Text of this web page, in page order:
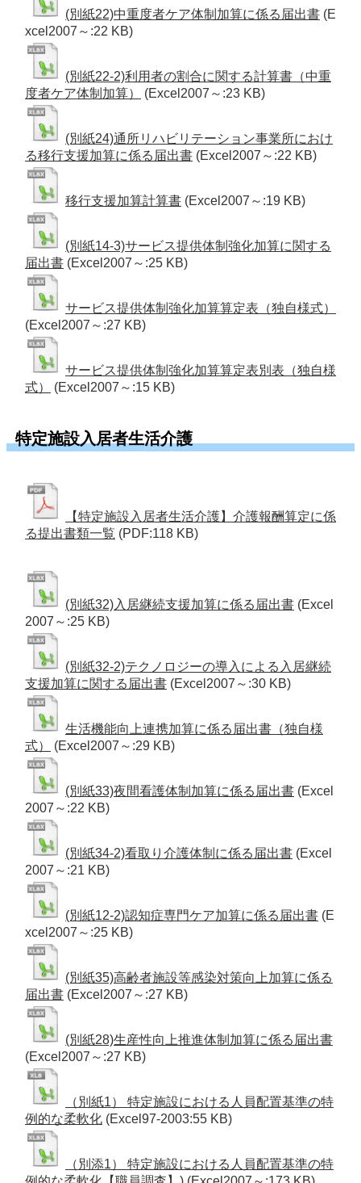
(別紙22)中重度者ケア体制加算に係る届出書 (E
xcel2007～:22 KB)
(別紙22-2)利用者の割合に関する計算書（中重
度者ケア体制加算）
(Excel2007～:23 KB)
(別紙24)通所リハビリテーション事業所におけ
る移行支援加算に係る届出書 (Excel2007～:22 KB)
移行支援加算計算書 (Excel2007～:19 KB)
(別紙14-3)サービス提供体制強化加算に関する
届出書 (Excel2007～:25 KB)
サービス提供体制強化加算算定表（独自様式）
(Excel2007～:27 KB)
サービス提供体制強化加算算定表別表（独自様
式）
(Excel2007～:15 KB)
特定施設入居者生活介護
【特定施設入居者生活介護】介護報酬算定に係
る提出書類一覧 (PDF:118 KB)
(別紙32)入居継続支援加算に係る届出書 (Excel
2007～:25 KB)
(別紙32-2)テクノロジーの導入による入居継続
支援加算に関する届出書 (Excel2007～:30 KB)
生活機能向上連携加算に係る届出書（独自様
式）
(Excel2007～:29 KB)
(別紙33)夜間看護体制加算に係る届出書 (Excel
2007～:22 KB)
(別紙34-2)看取り介護体制に係る届出書 (Excel
2007～:21 KB)
(別紙12-2)認知症専門ケア加算に係る届出書 (E
xcel2007～:25 KB)
(別紙35)高齢者施設等感染対策向上加算に係る
届出書 (Excel2007～:27 KB)
(別紙28)生産性向上推進体制加算に係る届出書
(Excel2007～:27 KB)
（別紙1） 特定施設における人員配置基準の特
例的な柔軟化 (Excel97-2003:55 KB)
（別添1） 特定施設における人員配置基準の特